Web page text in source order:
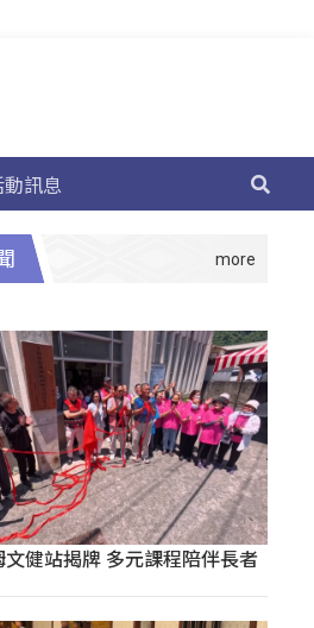
動訊息
健站揭牌 多元課程陪伴長者